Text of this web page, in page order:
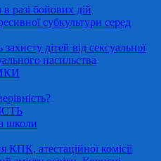
разі бойових дій
субкультури серед
дітей від сексуальної
насильства
школи
КПК, атестаційної комісії